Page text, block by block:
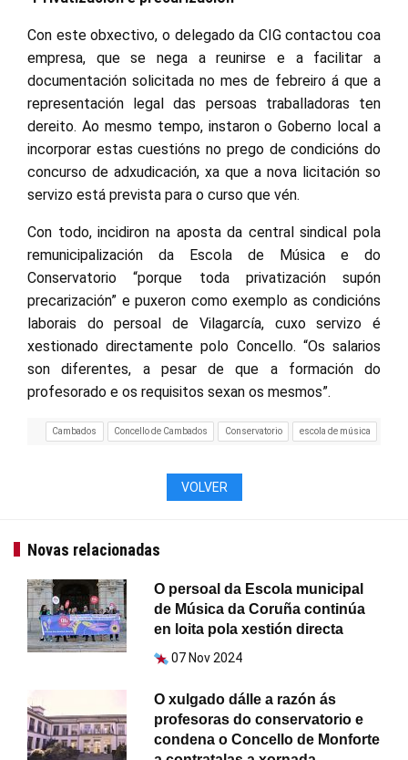
Con este obxectivo, o delegado da CIG contactou coa
empresa, que se nega a reunirse e a facilitar a
documentación solicitada no mes de febreiro á que a
representación legal das persoas traballadoras ten
dereito. Ao mesmo tempo, instaron o Goberno local a
incorporar estas cuestións no prego de condicións do
concurso de adxudicación, xa que a nova licitación so
servizo está prevista para o curso que vén.
Con todo, incidiron na aposta da central sindical pola
remunicipalización da Escola de Música e do
Conservatorio “porque toda privatización supón
precarización” e puxeron como exemplo as condicións
laborais do persoal de Vilagarcía, cuxo servizo é
xestionado directamente polo Concello. “Os salarios
son diferentes, a pesar de que a formación do
profesorado e os requisitos sexan os mesmos”.
Cambados Concello de Cambados Conservatorio escola de música
VOLVER
Novas relacionadas
O persoal da Escola municipal
de Música da Coruña continúa
en loita pola xestión directa
07 Nov 2024
O xulgado dálle a razón ás
profesoras do conservatorio e
condena o Concello de Monforte